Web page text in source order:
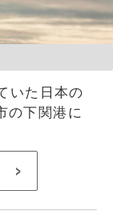
いた日本の
の下関港に
>